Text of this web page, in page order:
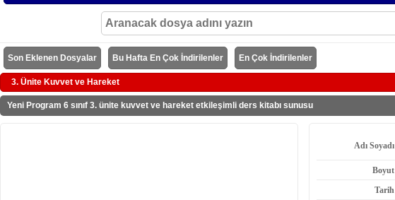
Son Eklenen Dosyalar Bu Hafta En Çok İndirilenler En Çok İndirilenler
3. Ünite Kuvvet ve Hareket
Yeni Program 6 sınıf 3. ünite kuvvet ve hareket etkileşimli ders kitabı sunusu
Adı Soyadı
Boyut
Tarih